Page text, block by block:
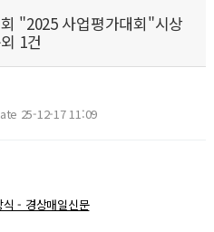
"2025 사업평가대회"시상
1건
25-12-17 11:09
식 - 경상매일신문